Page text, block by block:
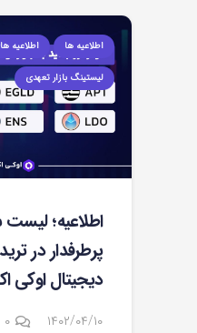
اطلاعیه ها اطلاعیه
لیستینگ بازار تعهدی
پرطرفدار در
دیجیتال اوکی
۱۴۰۲/۰۴/۱۰ ۰